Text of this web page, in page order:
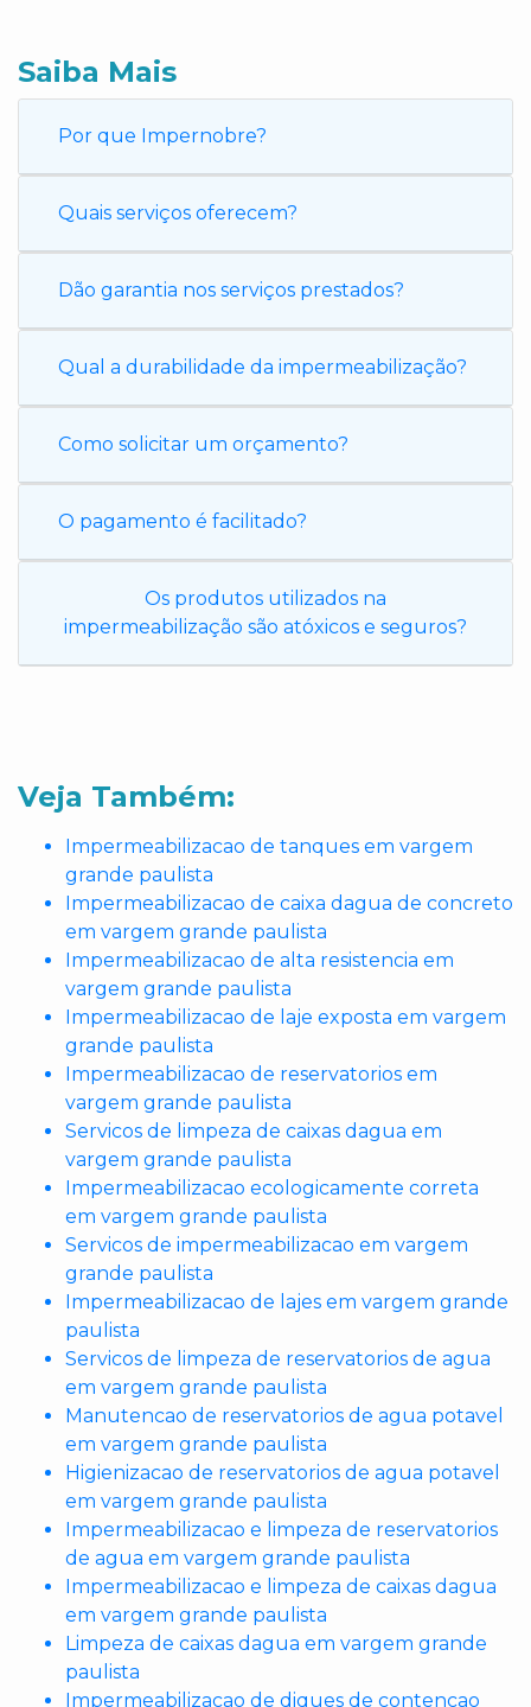
Saiba Mais
Por que Impernobre?
Quais serviços oferecem?
Dão garantia nos serviços prestados?
Qual a durabilidade da impermeabilização?
Como solicitar um orçamento?
O pagamento é facilitado?
Os produtos utilizados na
impermeabilização são atóxicos e seguros?
Veja Também:
Impermeabilizacao de tanques em vargem
grande paulista
Impermeabilizacao de caixa dagua de concreto
em vargem grande paulista
Impermeabilizacao de alta resistencia em
vargem grande paulista
Impermeabilizacao de laje exposta em vargem
grande paulista
Impermeabilizacao de reservatorios em
vargem grande paulista
Servicos de limpeza de caixas dagua em
vargem grande paulista
Impermeabilizacao ecologicamente correta
em vargem grande paulista
Servicos de impermeabilizacao em vargem
grande paulista
Impermeabilizacao de lajes em vargem grande
paulista
Servicos de limpeza de reservatorios de agua
em vargem grande paulista
Manutencao de reservatorios de agua potavel
em vargem grande paulista
Higienizacao de reservatorios de agua potavel
em vargem grande paulista
Impermeabilizacao e limpeza de reservatorios
de agua em vargem grande paulista
Impermeabilizacao e limpeza de caixas dagua
em vargem grande paulista
Limpeza de caixas dagua em vargem grande
paulista
Impermeabilizacao de diques de contencao